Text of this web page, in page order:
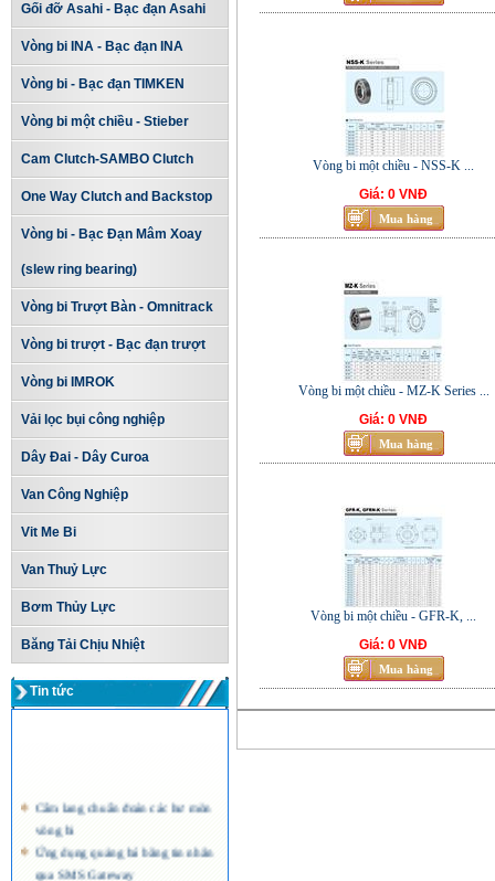
Gối đỡ Asahi - Bạc đạn Asahi
Vòng bi INA - Bạc đạn INA
Vòng bi - Bạc đạn TIMKEN
Vòng bi một chiều - Stieber
Cam Clutch-SAMBO Clutch
One Way Clutch and Backstop
Vòng bi - Bạc Đạn Mâm Xoay
(slew ring bearing)
Vòng bi Trượt Bàn - Omnitrack
Vòng bi trượt - Bạc đạn trượt
Vòng bi IMROK
Vải lọc bụi công nghiệp
Dây Đai - Dây Curoa
Van Công Nghiệp
Vit Me Bi
Van Thuỷ Lực
Bơm Thủy Lực
Băng Tải Chịu Nhiệt
Tin tức
Cẩm lang chuẩn đoán các hư mòn
vòng bi
Ứng dụng quảng bá bằng tin nhắn
qua SMS Gateway
Vòng bi một chiều - NSS-K ...
Giá: 0 VNĐ
Vòng bi một chiều - MZ-K Series ...
Giá: 0 VNĐ
Vòng bi một chiều - GFR-K, ...
Giá: 0 VNĐ